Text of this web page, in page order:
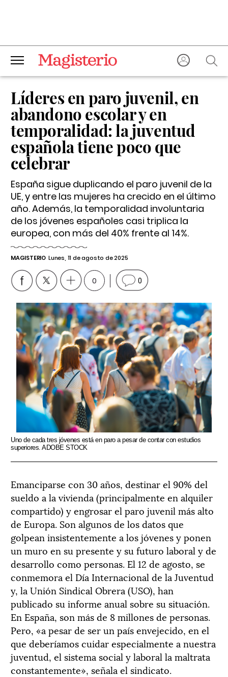
Líderes en paro juvenil, en
abandono escolar y en
temporalidad: la juventud
española tiene poco que
celebrar
España sigue duplicando el paro juvenil de la
UE, y entre las mujeres ha crecido en el último
año. Además, la temporalidad involuntaria
de los jóvenes españoles casi triplica la
europea, con más del 40% frente al 14%.
MAGISTERIO Lunes, 11 de agosto de 2025
0 0
Uno de cada tres jóvenes está en paro a pesar de contar con estudios
superiores. ADOBE STOCK
Emanciparse con 30 años, destinar el 90% del
sueldo a la vivienda (principalmente en alquiler
compartido) y engrosar el paro juvenil más alto
de Europa. Son algunos de los datos que
golpean insistentemente a los jóvenes y ponen
un muro en su presente y su futuro laboral y de
desarrollo como personas. El 12 de agosto, se
conmemora el Día Internacional de la Juventud
y, la Unión Sindical Obrera (USO), han
publicado su informe anual sobre su situación.
En España, son más de 8 millones de personas.
Pero, «a pesar de ser un país envejecido, en el
que deberíamos cuidar especialmente a nuestra
juventud, el sistema social y laboral la maltrata
constantemente», señala el sindicato.